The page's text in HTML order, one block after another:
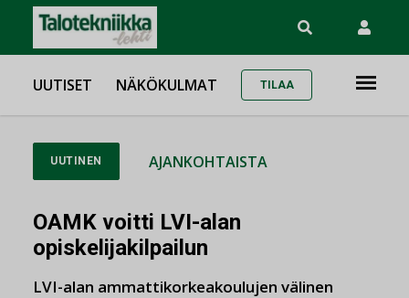
UUTISET NÄKÖKULMAT TILAA
UUTINEN AJANKOHTAISTA
OAMK voitti LVI-alan
opiskelijakilpailun
LVI-alan ammattikorkeakoulujen välinen